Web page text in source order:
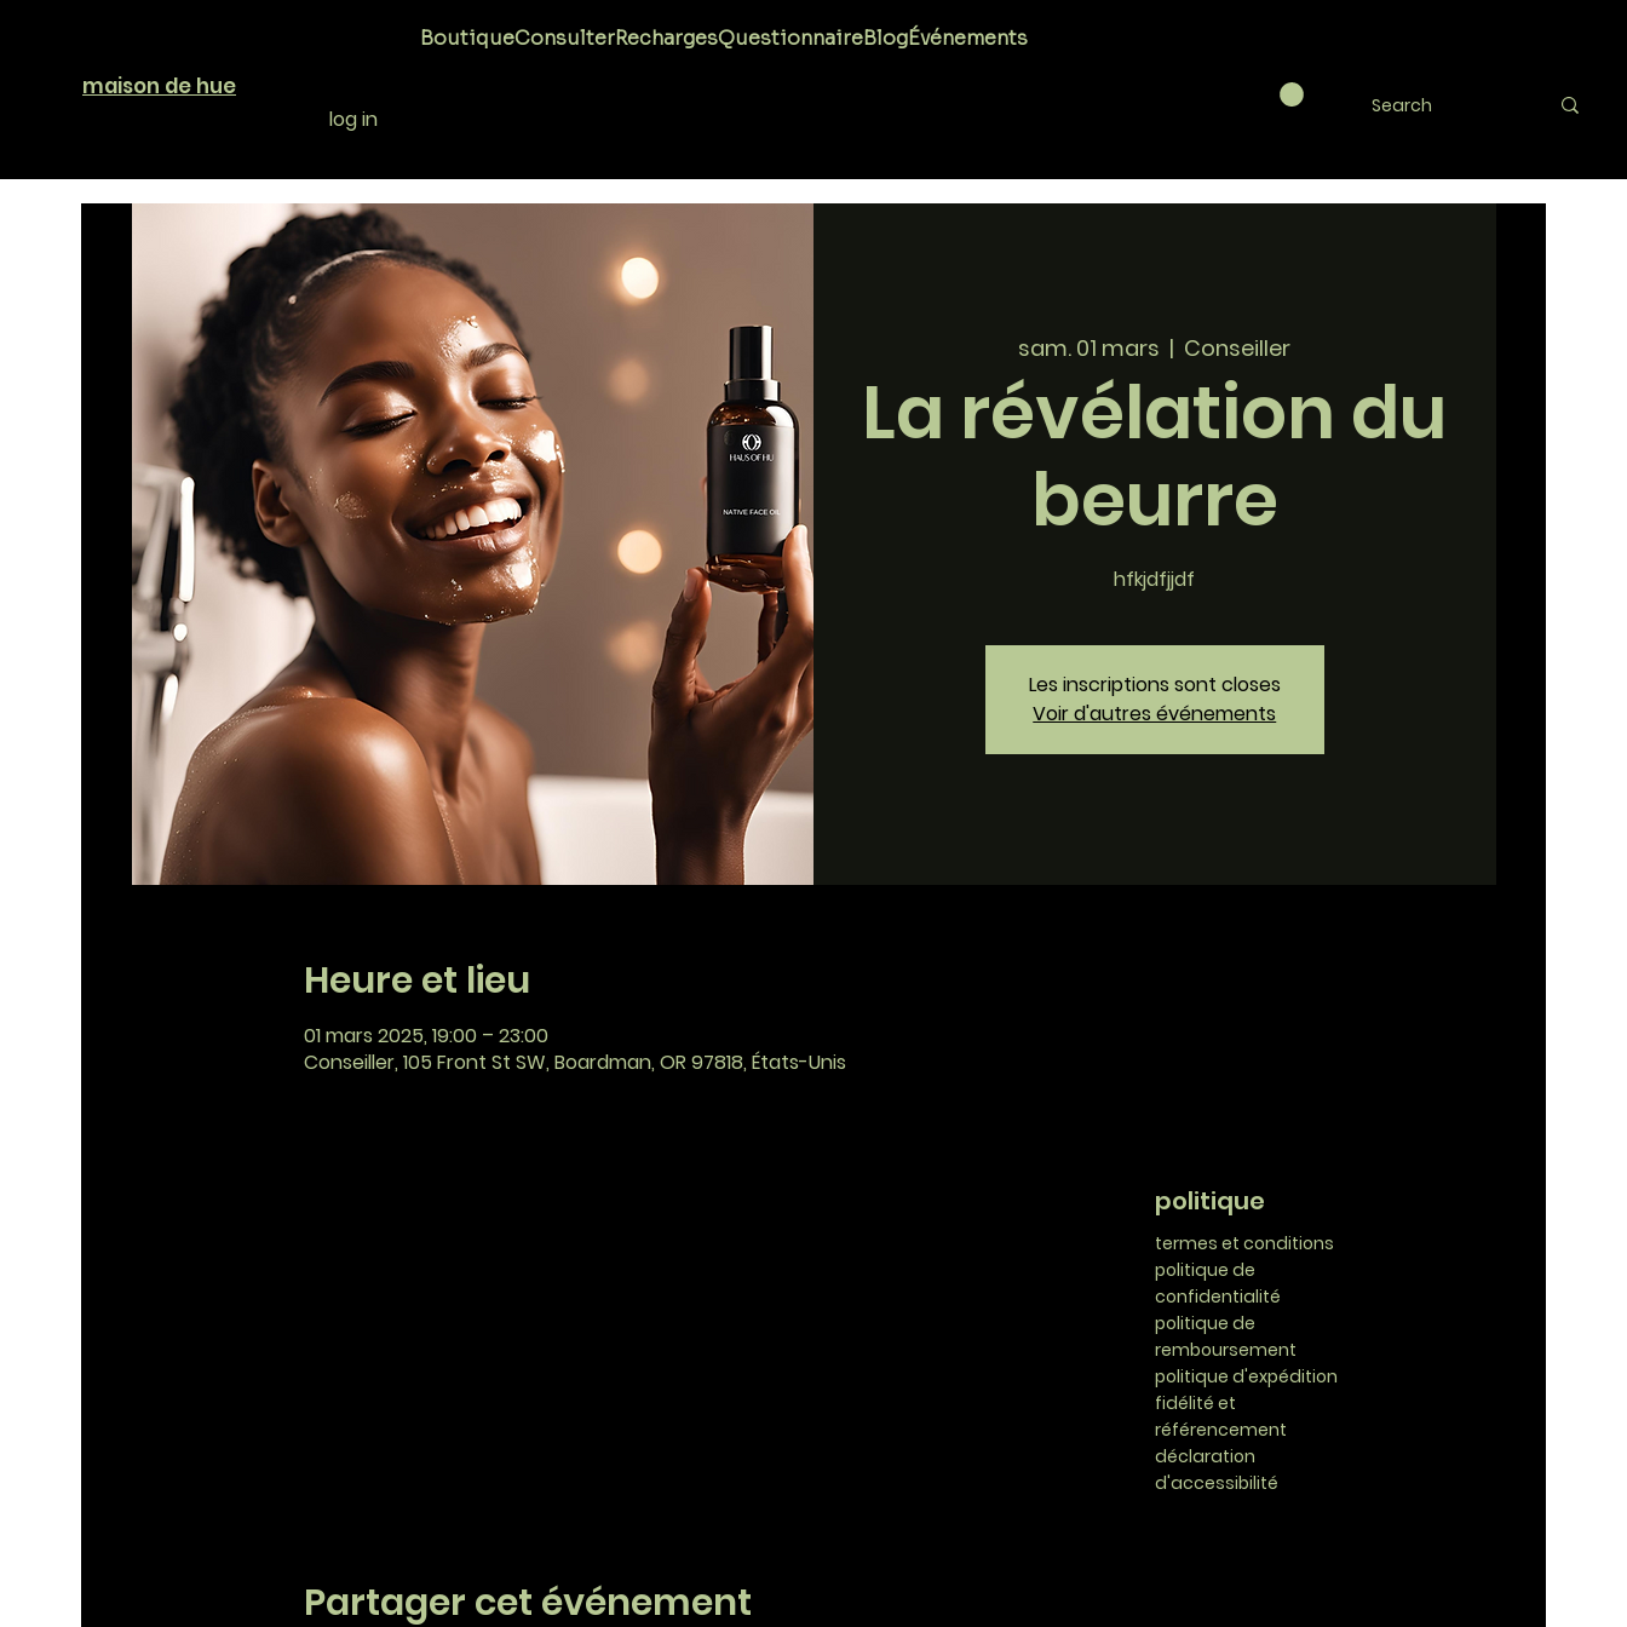
BoutiqueConsulterRechargesQuestionnaireBlogÉvénements
maison de hue
log in
sam. 01 mars
  |
Conseiller
La révélation du
beurre
hfkjdfjjdf
Les inscriptions sont closes
Voir d'autres événements
Heure et lieu
01 mars 2025, 19:00 – 23:00
Conseiller, 105 Front St SW, Boardman, OR 97818, États-Unis
Partager cet événement
politique
termes et conditions
politique de
confidentialité
politique de
remboursement
politique d'expédition
fidélité et
référencement
déclaration
d'accessibilité